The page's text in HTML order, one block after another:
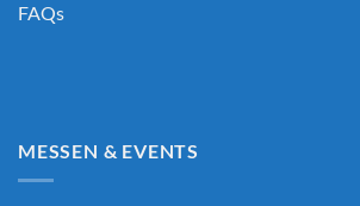
FAQs
MESSEN & EVENTS